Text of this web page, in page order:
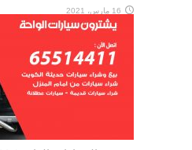
16 مارس، 2021